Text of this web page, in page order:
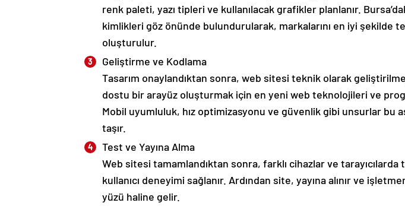
renk paleti, yazı tipleri ve kullanılacak grafikler planlanır.
kimlikleri göz önünde bulundurularak, markalarını en iyi şekilde
oluşturulur.
Geliştirme ve Kodlama
Tasarım onaylandıktan sonra, web sitesi teknik olarak
dostu bir arayüz oluşturmak için en yeni web teknolojileri ve
Mobil uyumluluk, hız optimizasyonu ve güvenlik gibi unsurlar bu
taşır.
Test ve Yayına Alma
Web sitesi tamamlandıktan sonra, farklı cihazlar ve
kullanıcı deneyimi sağlanır. Ardından site, yayına alınır ve
yüzü haline gelir.